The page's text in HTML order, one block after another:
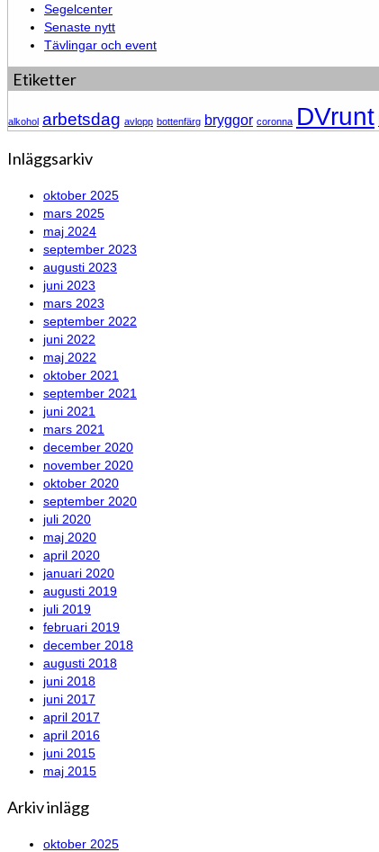
Segelcenter
Senaste nytt
Tävlingar och event
Etiketter
alkohol arbetsdag avlopp bottenfärg bryggor coronna DVrunt
Inläggsarkiv
oktober 2025
mars 2025
maj 2024
september 2023
augusti 2023
juni 2023
mars 2023
september 2022
juni 2022
maj 2022
oktober 2021
september 2021
juni 2021
mars 2021
december 2020
november 2020
oktober 2020
september 2020
juli 2020
maj 2020
april 2020
januari 2020
augusti 2019
juli 2019
februari 2019
december 2018
augusti 2018
juni 2018
juni 2017
april 2017
april 2016
juni 2015
maj 2015
Arkiv inlägg
oktober 2025